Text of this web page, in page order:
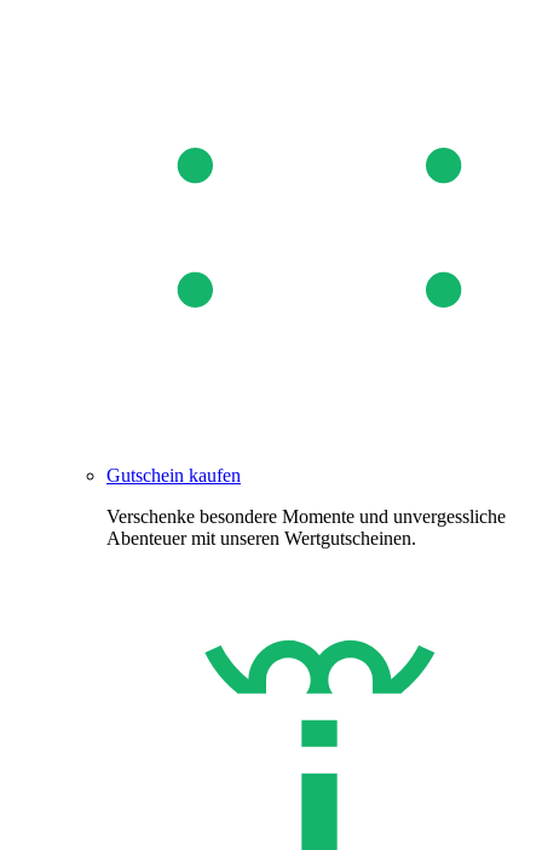
Gutschein kaufen
Verschenke besondere Momente und unvergessliche
Abenteuer mit unseren Wertgutscheinen.